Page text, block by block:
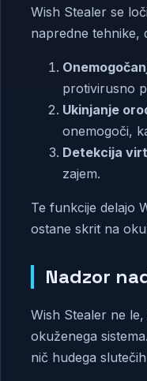
Wish Stealer se
napredne tehnike,
protivirusno
Ukinjanje
onemogoči,
Detekcija
zajem.
Te funkcije delajo
ostane skrit na
Nadzor
Wish Stealer ne
okuženega
nič hudega